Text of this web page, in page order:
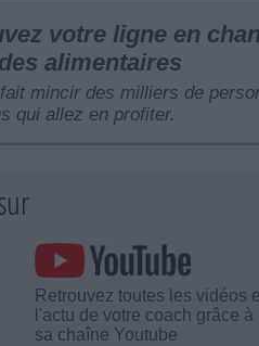
votre ligne en
alimentaires
mincir des milliers de
qui allez en profiter.
Retrouvez toutes les vidéos
l'actu de votre coach grâce à
sa chaîne Youtube